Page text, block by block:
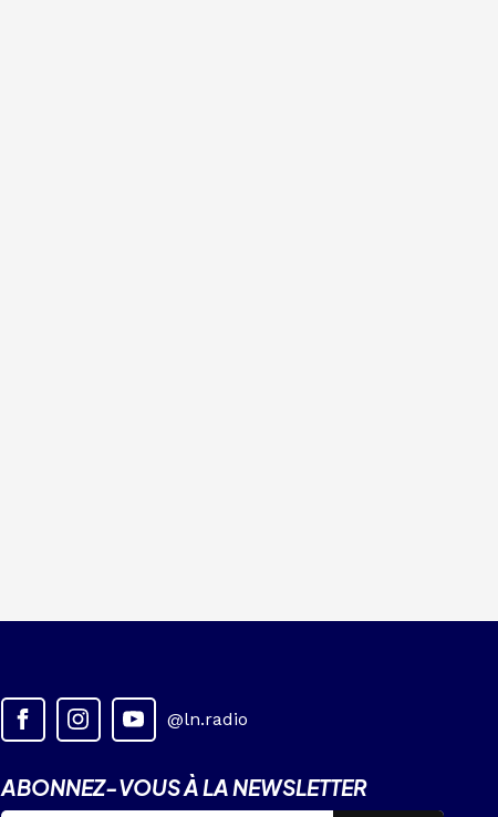
@ln.radio
ABONNEZ-VOUS À LA NEWSLETTER